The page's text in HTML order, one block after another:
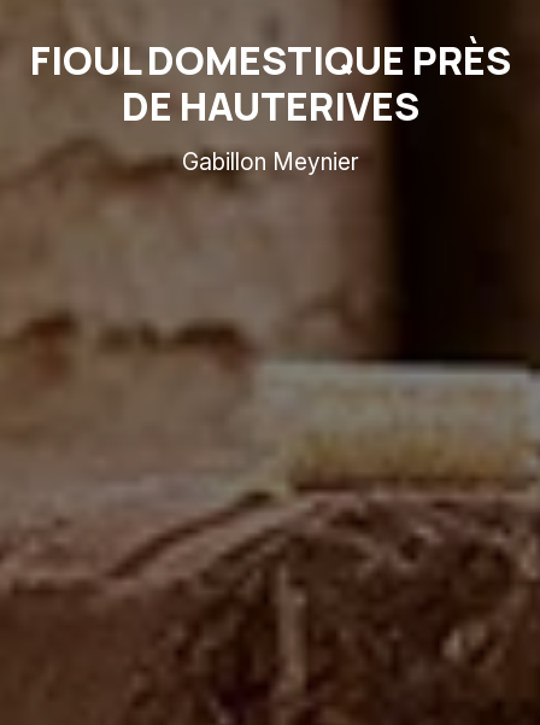
FIOUL DOMESTIQUE PRÈS
DE HAUTERIVES
Gabillon Meynier